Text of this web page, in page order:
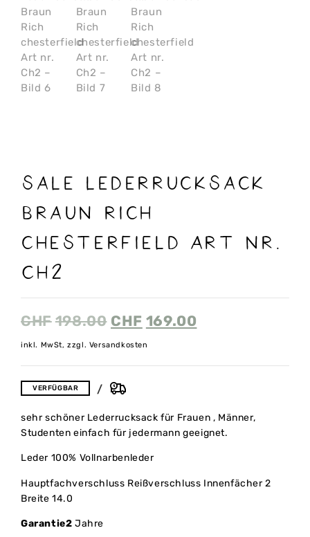
Sale Lederrucksack
Braun Rich
chesterfield Art nr.
Ch2
CHF 198.00 CHF 169.00
inkl. MwSt, zzgl. Versandkosten
VERFÜGBAR
sehr schöner Lederrucksack für Frauen , Männer,
Studenten einfach für jedermann geeignet.
Leder 100% Vollnarbenleder
Hauptfachverschluss Reißverschluss Innenfächer 2
Breite 14.0
Garantie2 Jahre